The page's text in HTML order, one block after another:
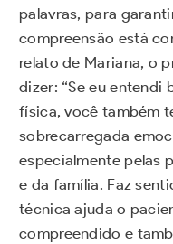
palavras, para
compreensão está
relato de Mariana, o
dizer: “Se eu entendi
física, você também
sobrecarregada
especialmente pelas
e da família. Faz
técnica ajuda o
compreendido e